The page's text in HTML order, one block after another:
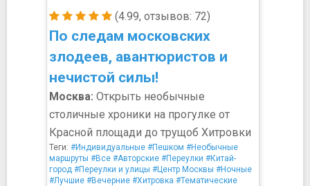
(4.99, отзывов: 72)
По следам московских
злодеев, авантюристов и
нечистой силы!
Москва: Открыть необычные
столичные хроники на прогулке от
Красной площади до трущоб Хитровки
Теги: #Индивидуальные #Пешком #Необычные
маршруты #Все #Авторские #Переулки #Китай-
город #Переулки и улицы #Центр Москвы #Ночные
#Лучшие #Вечерние #Хитровка #Тематические